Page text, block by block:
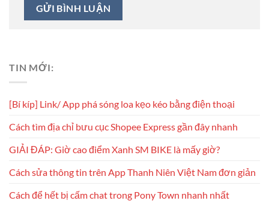
TIN MỚI:
[Bí kíp] Link/ App phá sóng loa kẹo kéo bằng điện thoại
Cách tìm địa chỉ bưu cục Shopee Express gần đây nhanh
GIẢI ĐÁP: Giờ cao điểm Xanh SM BIKE là mấy giờ?
Cách sửa thông tin trên App Thanh Niên Việt Nam đơn giản
Cách để hết bị cấm chat trong Pony Town nhanh nhất